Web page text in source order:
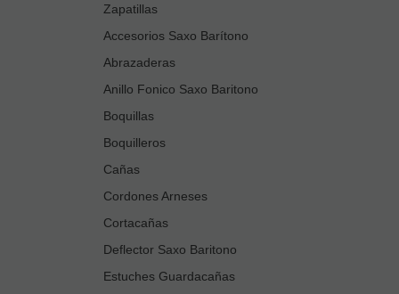
Zapatillas
Accesorios Saxo Barítono
Abrazaderas
Anillo Fonico Saxo Baritono
Boquillas
Boquilleros
Cañas
Cordones Arneses
Cortacañas
Deflector Saxo Baritono
Estuches Guardacañas